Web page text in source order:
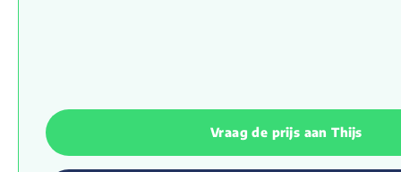
Vraag de prijs aan Thijs